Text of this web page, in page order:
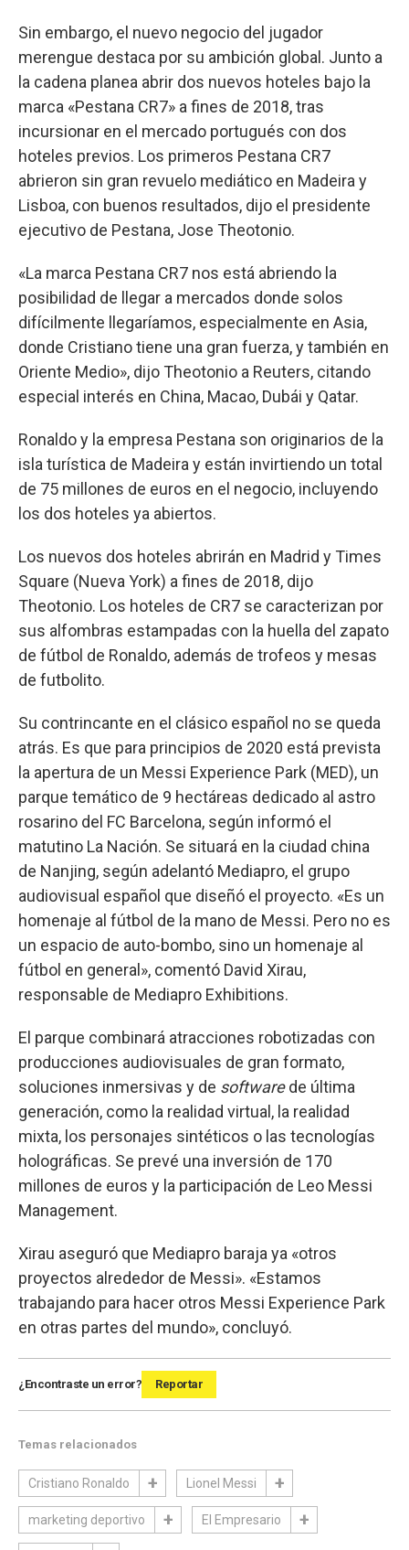
Sin embargo, el nuevo negocio del jugador
merengue destaca por su ambición global. Junto a
la cadena planea abrir dos nuevos hoteles bajo la
marca «Pestana CR7» a fines de 2018, tras
incursionar en el mercado portugués con dos
hoteles previos. Los primeros Pestana CR7
abrieron sin gran revuelo mediático en Madeira y
Lisboa, con buenos resultados, dijo el presidente
ejecutivo de Pestana, Jose Theotonio.
«La marca Pestana CR7 nos está abriendo la
posibilidad de llegar a mercados donde solos
difícilmente llegaríamos, especialmente en Asia,
donde Cristiano tiene una gran fuerza, y también en
Oriente Medio», dijo Theotonio a Reuters, citando
especial interés en China, Macao, Dubái y Qatar.
Ronaldo y la empresa Pestana son originarios de la
isla turística de Madeira y están invirtiendo un total
de 75 millones de euros en el negocio, incluyendo
los dos hoteles ya abiertos.
Los nuevos dos hoteles abrirán en Madrid y Times
Square (Nueva York) a fines de 2018, dijo
Theotonio. Los hoteles de CR7 se caracterizan por
sus alfombras estampadas con la huella del zapato
de fútbol de Ronaldo, además de trofeos y mesas
de futbolito.
Su contrincante en el clásico español no se queda
atrás. Es que para principios de 2020 está prevista
la apertura de un Messi Experience Park (MED), un
parque temático de 9 hectáreas dedicado al astro
rosarino del FC Barcelona, según informó el
matutino La Nación. Se situará en la ciudad china
de Nanjing, según adelantó Mediapro, el grupo
audiovisual español que diseñó el proyecto. «Es un
homenaje al fútbol de la mano de Messi. Pero no es
un espacio de auto-bombo, sino un homenaje al
fútbol en general», comentó David Xirau,
responsable de Mediapro Exhibitions.
El parque combinará atracciones robotizadas con
producciones audiovisuales de gran formato,
soluciones inmersivas y de softwarede última
generación, como la realidad virtual, la realidad
mixta, los personajes sintéticos o las tecnologías
holográficas. Se prevé una inversión de 170
millones de euros y la participación de Leo Messi
Management.
Xirau aseguró que Mediapro baraja ya «otros
proyectos alrededor de Messi». «Estamos
trabajando para hacer otros Messi Experience Park
en otras partes del mundo», concluyó.
¿Encontraste un error? Reportar
Temas relacionados
Cristiano Ronaldo Lionel Messi
marketing deportivo El Empresario